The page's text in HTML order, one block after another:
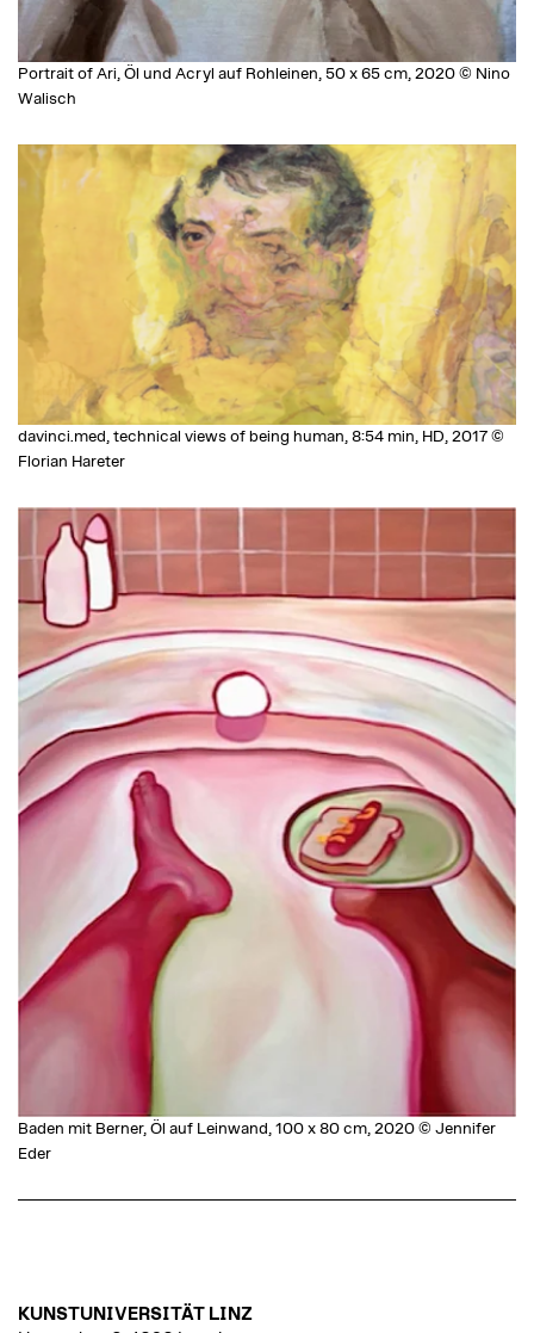
Portrait of Ari, Öl und Acryl auf Rohleinen, 50 x 65 cm, 2020 © Nino
Walisch
davinci.med, technical views of being human, 8:54 min, HD, 2017 ©
Florian Hareter
Baden mit Berner, Öl auf Leinwand, 100 x 80 cm, 2020 © Jennifer
Eder
KUNSTUNIVERSITÄT LINZ